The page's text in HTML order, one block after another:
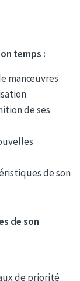
temps :
manœuvres
de ses
de son
de son
de priorité